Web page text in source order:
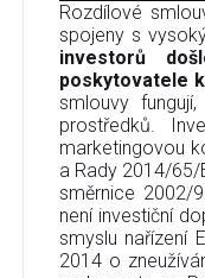
Rozdílové
spojeny s
investorů
poskytovatele
smlouvy
prostředků.
marketingovou
a Rady 2014/65/
směrnice 2002/
není investiční
smyslu nařízení
2014 o